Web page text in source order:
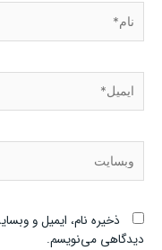
ذخیره نام، ایمیل و
دیدگاهی می‌نویسم.